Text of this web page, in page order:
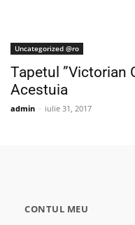
Uncategorized @ro
Tapetul ”Victorian
Acestuia
admin - iulie 31, 2017
CONTUL MEU